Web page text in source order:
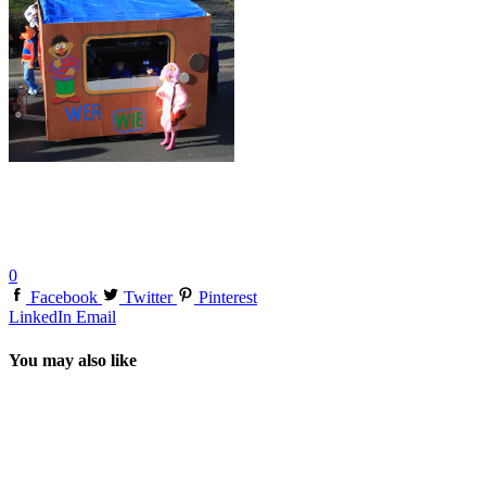
0
Facebook
Twitter
Pinterest
LinkedIn Email
You may also like